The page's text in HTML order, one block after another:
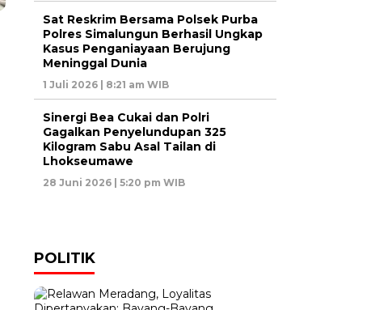
Sat Reskrim Bersama Polsek Purba
Polres Simalungun Berhasil Ungkap
Kasus Penganiayaan Berujung
Meninggal Dunia
1 Juli 2026 | 8:21 am WIB
Sinergi Bea Cukai dan Polri
Gagalkan Penyelundupan 325
Kilogram Sabu Asal Tailan di
Lhokseumawe
28 Juni 2026 | 5:20 pm WIB
POLITIK